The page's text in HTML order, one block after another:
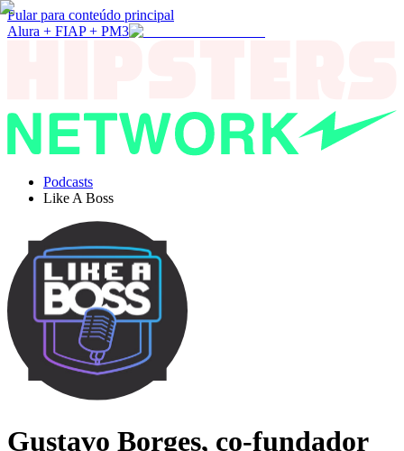
Pular para conteúdo principal
Alura + FIAP + PM3
Podcasts
Like A Boss
Gustavo Borges, co-fundador